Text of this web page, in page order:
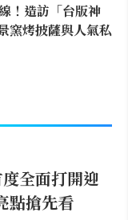
！造訪「台版神
窯烤披薩與人氣私
全面打開迎
點搶先看